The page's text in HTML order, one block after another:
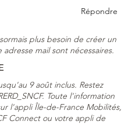
Répondre
plus besoin de créer un
mail sont nécessaires.
9 août inclus. Restez
Toute l'information
l'appli Île-de-France Mobilités,
Connect ou votre appli de